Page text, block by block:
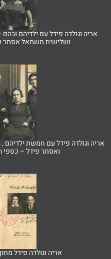
אריה וגולדה פידל עם ילדיהם ובהם –
ושלישית משמאל אסתר פידל
וגולדה פידל עם חמשת ילדיהם ,
ואסתר פידל – כספי
אריה וגולדה פידל מתוך